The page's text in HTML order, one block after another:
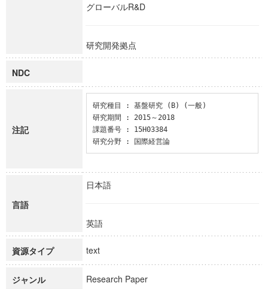
グローバルR&D
研究開発拠点
NDC
注記
研究種目 : 基盤研究 (B) (一般)
研究期間 : 2015～2018
課題番号 : 15H03384
研究分野 : 国際経営論
言語
日本語
英語
資源タイプ text
ジャンル Research Paper